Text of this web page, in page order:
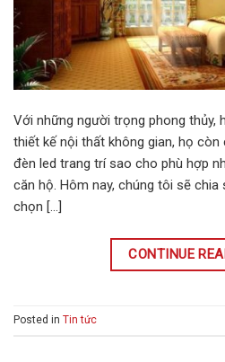
Với những người trọng phong thủy,
thiết kế nội thất không gian, họ
đèn led trang trí sao cho phù hợp
căn hộ. Hôm nay, chúng tôi sẽ
chọn […]
CONTINUE
Posted in Tin tức